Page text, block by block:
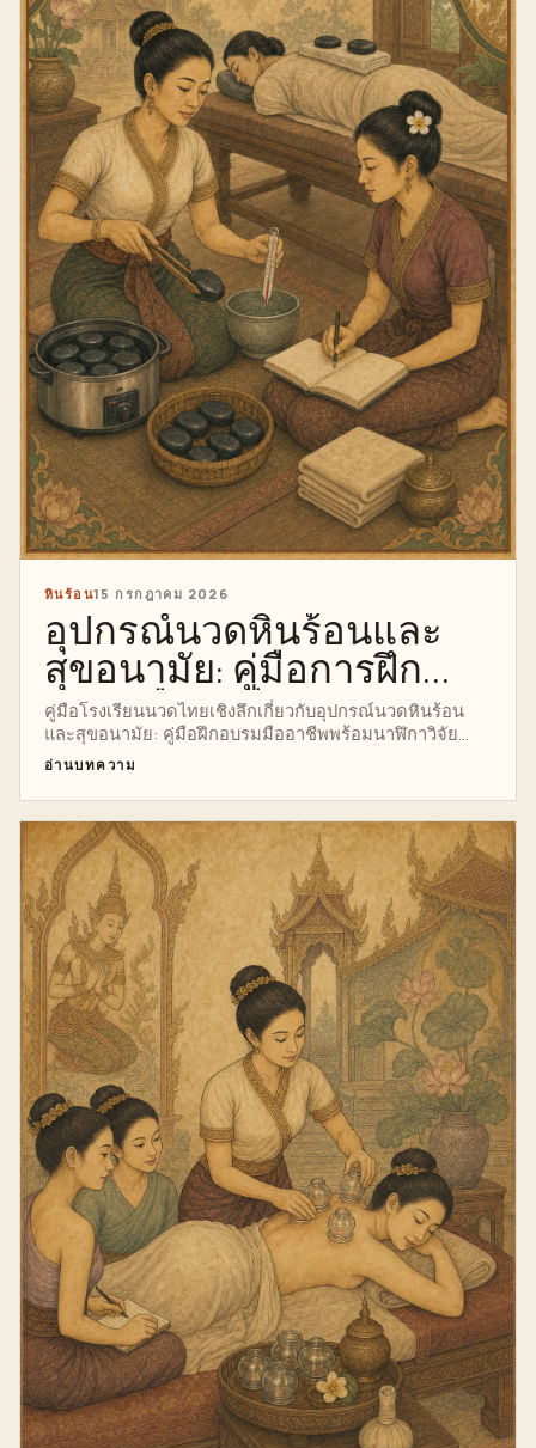
หินร้อน15 กรกฎาคม 2026
อุปกรณ์นวดหินร้อนและ
สุขอนามัย: คู่มือการฝึก
อบรมมืออาชีพ
คู่มือโรงเรียนนวดไทยเชิงลึกเกี่ยวกับอุปกรณ์นวดหินร้อน
และสุขอนามัย: คู่มือฝึกอบรมมืออาชีพพร้อมนาฬิกาวิจัย
กายวิภาคศาสตร์ เทคนิค ความปลอดภัย ตัวชี้นำการฝึก
สู่หลักสูตรการนวดหินร้อนส่วนตัว
อ่านบทความ